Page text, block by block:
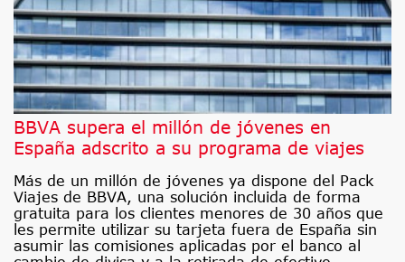
BBVA supera el millón de jóvenes en
España adscrito a su programa de viajes
Más de un millón de jóvenes ya dispone del Pack
Viajes de BBVA, una solución incluida de forma
gratuita para los clientes menores de 30 años que
les permite utilizar su tarjeta fuera de España sin
asumir las comisiones aplicadas por el banco al